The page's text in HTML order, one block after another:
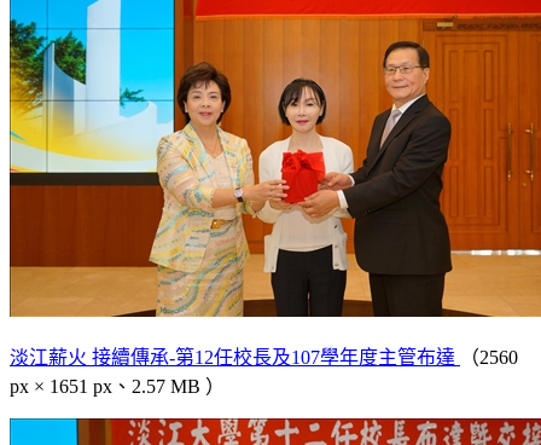
淡江薪火 接續傳承-第12任校長及107學年度主管布達
（2560
px × 1651 px、2.57 MB ）